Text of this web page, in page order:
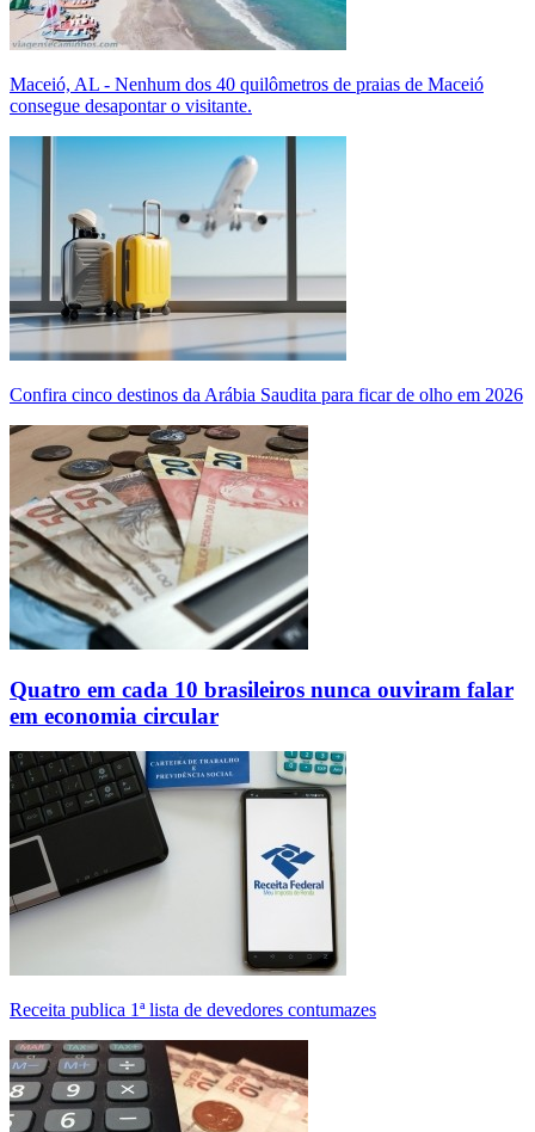
Maceió, AL - Nenhum dos 40 quilômetros de praias de Maceió
consegue desapontar o visitante.
Confira cinco destinos da Arábia Saudita para ficar de olho em 2026
Quatro em cada 10 brasileiros nunca ouviram falar
em economia circular
Receita publica 1ª lista de devedores contumazes